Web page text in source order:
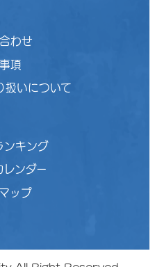
わせ
項
扱いについて
ンキング
レンダー
ップ